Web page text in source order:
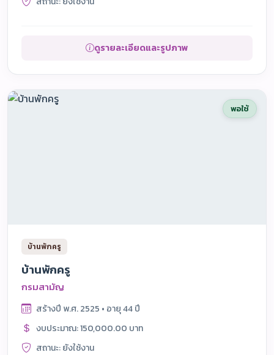
ดูรายละเอียดและรูปภาพ
พอใช้
บ้านพักครู
บ้านพักครู
กรมสามัญ
สร้างปี พ.ศ. 2525 • อายุ 44 ปี
งบประมาณ: 150,000.00 บาท
สถานะ: ยังใช้งาน